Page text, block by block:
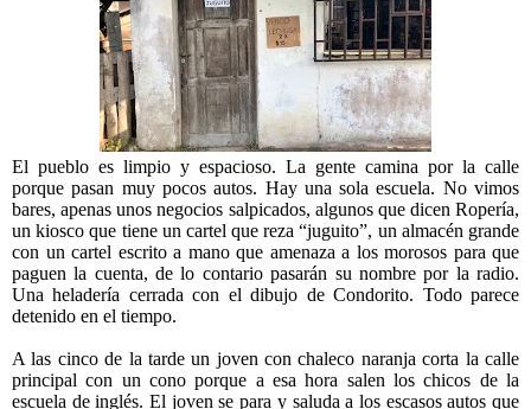
El pueblo es limpio y espacioso. La gente camina por la calle
porque pasan muy pocos autos. Hay una sola escuela. No vimos
bares, apenas unos negocios salpicados, algunos que dicen Ropería,
un kiosco que tiene un cartel que reza “juguito”, un almacén grande
con un cartel escrito a mano que amenaza a los morosos para que
paguen la cuenta, de lo contario pasarán su nombre por la radio.
Una heladería cerrada con el dibujo de Condorito. Todo parece
detenido en el tiempo.
A las cinco de la tarde un joven con chaleco naranja corta la calle
principal con un cono porque a esa hora salen los chicos de la
escuela de inglés. El joven se para y saluda a los escasos autos que